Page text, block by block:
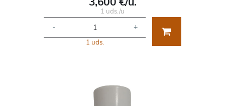
1 uds./u
- +
1 uds.